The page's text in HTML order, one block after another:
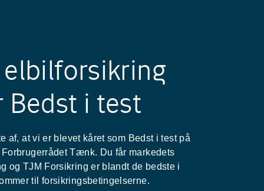
Bedst i test
af, at vi er blevet kåret som Bedst i test på
Tænk. Du får markedets
og TJM Forsikring er blandt de bedste i
til forsikringsbetingelserne.